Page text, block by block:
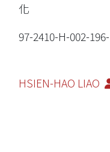
化
97-2410-H-002-
HSIEN-HAO LIAO